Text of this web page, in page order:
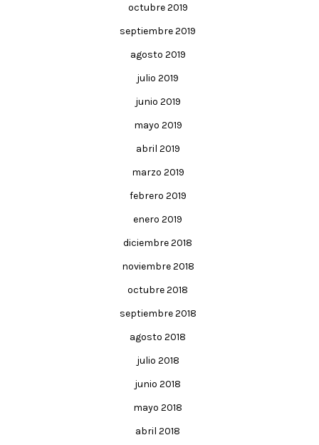
octubre 2019
septiembre 2019
agosto 2019
julio 2019
junio 2019
mayo 2019
abril 2019
marzo 2019
febrero 2019
enero 2019
diciembre 2018
noviembre 2018
octubre 2018
septiembre 2018
agosto 2018
julio 2018
junio 2018
mayo 2018
abril 2018